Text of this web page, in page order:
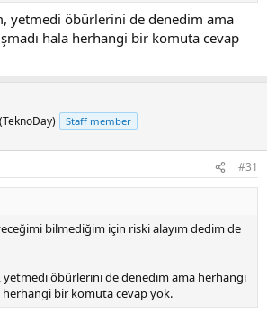
yetmedi öbürlerini de denedim ama
hala herhangi bir komuta cevap
Staff member
#31
bilmediğim için riski alayım dedim de
yetmedi öbürlerini de denedim ama herhangi
herhangi bir komuta cevap yok.